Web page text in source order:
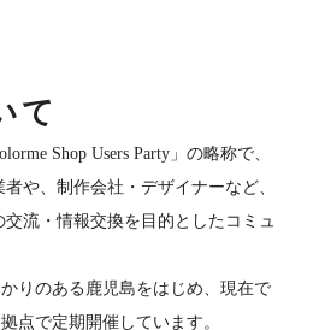
て
Shop Users Party」の略称で、
や、制作会社・デザイナーなど、
流・情報交換を目的としたコミュ
りのある鹿児島をはじめ、現在で
点で定期開催しています。